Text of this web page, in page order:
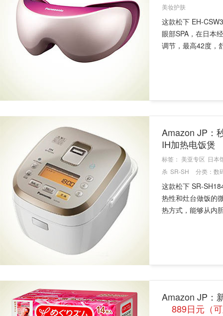
美妆护肤
这款松下 EH-
眼部SPA，在日本
调节，最高42度，
Amazon JP：
IH加热电饭煲
标签： 美亚专区 日本
杀 SR-SH 分类： 数
这款松下 SR-
热性和灶台做饭的
热方式，能够从内
Amazon JP：
889日元（